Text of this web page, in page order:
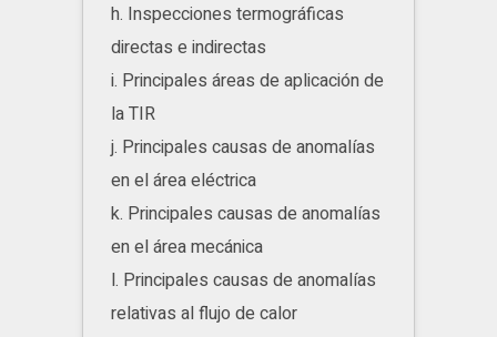
h. Inspecciones termográficas
directas e indirectas
i. Principales áreas de aplicación de
la TIR
j. Principales causas de anomalías
en el área eléctrica
k. Principales causas de anomalías
en el área mecánica
l. Principales causas de anomalías
relativas al flujo de calor